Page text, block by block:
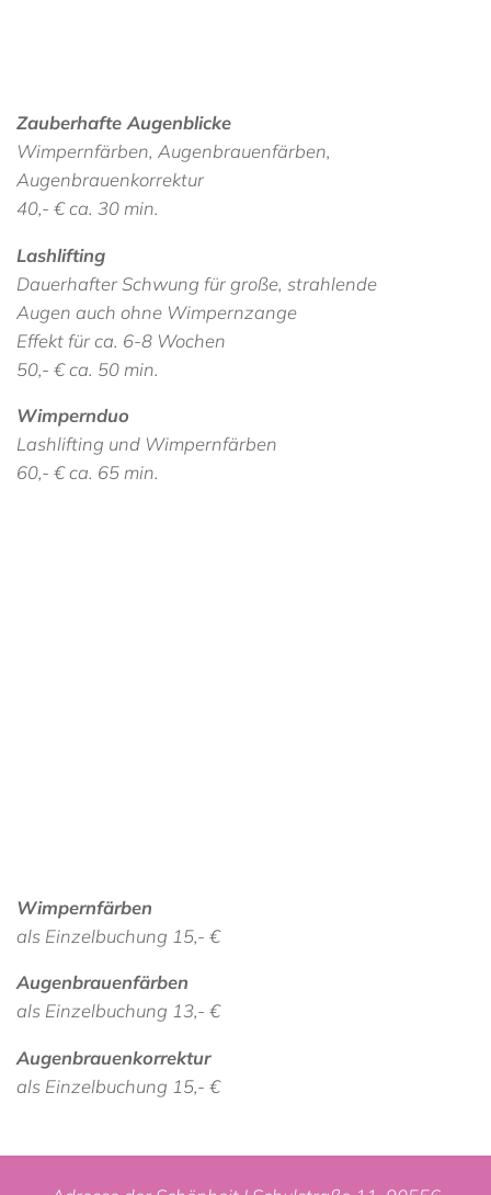
Zauberhafte Augenblicke
Wimpernfärben, Augenbrauenfärben,
Augenbrauenkorrektur
40,- € ca. 30 min.
Lashlifting
Dauerhafter Schwung für große, strahlende
Augen auch ohne Wimpernzange
Effekt für ca. 6-8 Wochen
50,- € ca. 50 min.
Wimpernduo
Lashlifting und Wimpernfärben
60,- € ca. 65 min.
Wimpernfärben
als Einzelbuchung 15,- €
Augenbrauenfärben
als Einzelbuchung 13,- €
Augenbrauenkorrektur
als Einzelbuchung 15,- €